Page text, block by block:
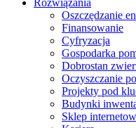
Rozwiązania
​Oszczędzanie
Finansowanie
Cyfryzacja
Gospodarka
Dobrostan
Oczyszczanie
Projekty pod
Budynki
Sklep